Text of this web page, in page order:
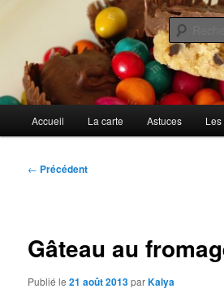
principalAu petit gargouillis
Cuisines d'internautes.
principal
Accueil La carte Astuces
Navigation
← Précédent
Gâteau au
Publié le21 août 2013parKalya